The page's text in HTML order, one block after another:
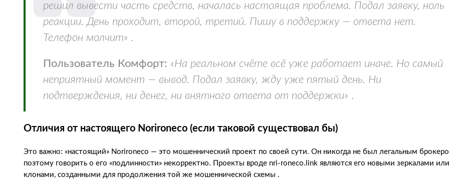
решил вывести часть средств, началась настоящая проблема. Подал заявку, ноль
реакции. День проходит, второй, третий. Пишу в поддержку — ответа нет.
Телефон молчит» .
Пользователь Комфорт: «На реальном счёте всё уже работает иначе. Но самый
неприятный момент — вывод. Подал заявку, жду уже пятый день. Ни
подтверждения, ни денег, ни внятного ответа от поддержки» .
Отличия от настоящего Norironeco (если таковой существовал бы)
Это важно: «настоящий» Norironeco — это мошеннический проект по своей сути. Он никогда не был легальным
поэтому говорить о его «подлинности» некорректно. Проекты вроде nri-roneco.link являются его новыми зеркалами или
клонами, созданными для продолжения той же мошеннической схемы .